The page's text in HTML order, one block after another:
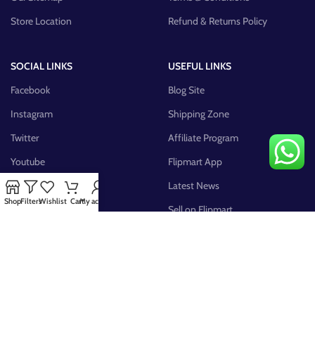
Store Location
Refund & Returns Policy
SOCIAL LINKS
Facebook
Instagram
Twitter
Youtube
Pinterest
FB Group
USEFUL LINKS
Blog Site
Shipping Zone
Affiliate Program
Flipmart App
Latest News
Sell on Flipmart
ShopFiltersWishlist CartMy account